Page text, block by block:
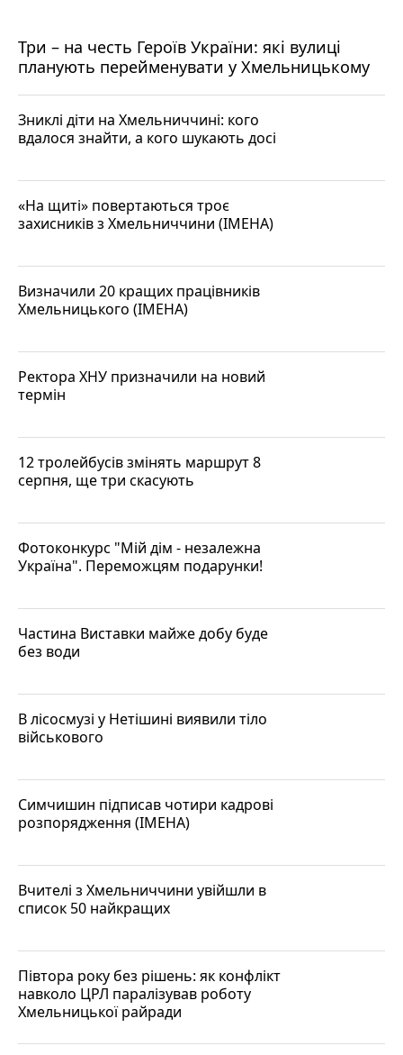
Три – на честь Героїв України: які вулиці
планують перейменувати у Хмельницькому
Зниклі діти на Хмельниччині: кого
вдалося знайти, а кого шукають досі
«На щиті» повертаються троє
захисників з Хмельниччини (ІМЕНА)
Визначили 20 кращих працівників
Хмельницького (ІМЕНА)
Ректора ХНУ призначили на новий
термін
12 тролейбусів змінять маршрут 8
серпня, ще три скасують
Фотоконкурс "Мій дім - незалежна
Україна". Переможцям подарунки!
Частина Виставки майже добу буде
без води
В лісосмузі у Нетішині виявили тіло
військового
Симчишин підписав чотири кадрові
розпорядження (ІМЕНА)
Вчителі з Хмельниччини увійшли в
список 50 найкращих
Півтора року без рішень: як конфлікт
навколо ЦРЛ паралізував роботу
Хмельницької райради